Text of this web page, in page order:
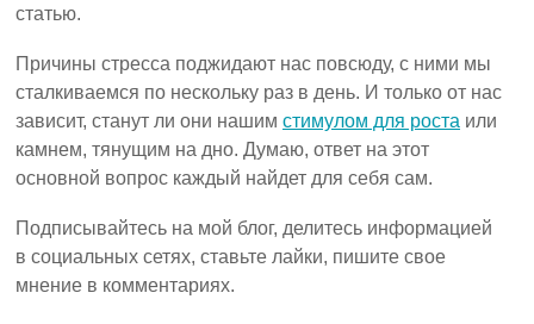
статью.
Причины стресса поджидают нас повсюду, с ними мы
сталкиваемся по нескольку раз в день. И только от нас
зависит, станут ли они нашим стимулом для роста или
камнем, тянущим на дно. Думаю, ответ на этот
основной вопрос каждый найдет для себя сам.
Подписывайтесь на мой блог, делитесь информацией
в социальных сетях, ставьте лайки, пишите свое
мнение в комментариях.